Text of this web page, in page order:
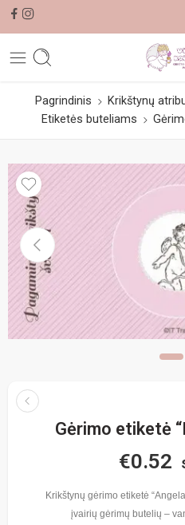
Pagrindinis Krikštynų
Etiketės buteliams
Gėrimo etiketė
€0.52
Krikštynų gėrimo etiketė
įvairių gėrimų butelių –